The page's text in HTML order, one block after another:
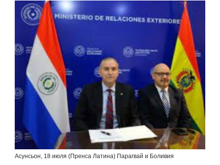
Асунсьон, 18 июля (Пренса Латина) Парагвай и Боливия